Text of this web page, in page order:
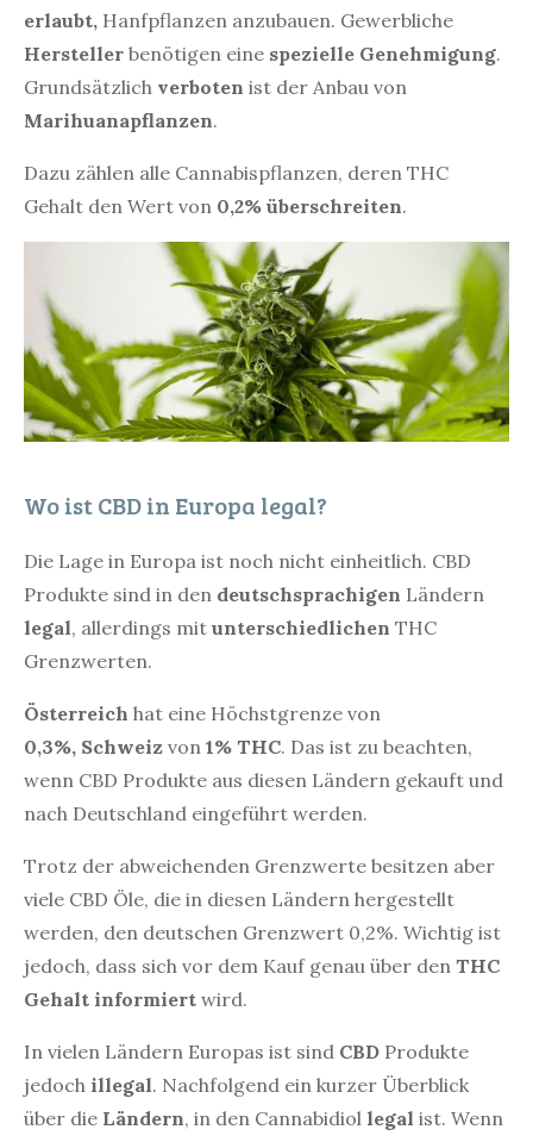
erlaubt, Hanfpflanzen anzubauen. Gewerbliche
Hersteller benötigen eine spezielle Genehmigung.
Grundsätzlich verboten ist der Anbau von
Marihuanapflanzen.
Dazu zählen alle Cannabispflanzen, deren THC
Gehalt den Wert von 0,2% überschreiten.
Wo ist CBD in Europa legal?
Die Lage in Europa ist noch nicht einheitlich. CBD
Produkte sind in den deutschsprachigen Ländern
legal, allerdings mit unterschiedlichen THC
Grenzwerten.
Österreich hat eine Höchstgrenze von
0,3%, Schweiz von 1% THC. Das ist zu beachten,
wenn CBD Produkte aus diesen Ländern gekauft und
nach Deutschland eingeführt werden.
Trotz der abweichenden Grenzwerte besitzen aber
viele CBD Öle, die in diesen Ländern hergestellt
werden, den deutschen Grenzwert 0,2%. Wichtig ist
jedoch, dass sich vor dem Kauf genau über den THC
Gehalt informiert wird.
In vielen Ländern Europas ist sind CBD Produkte
jedoch illegal. Nachfolgend ein kurzer Überblick
über die Ländern, in den Cannabidiol legal ist. Wenn